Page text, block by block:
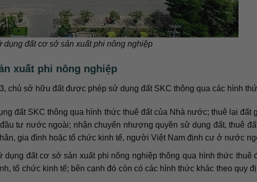
dụng đất cơ sở sản xuất phi nông nghiệp
xuất phi nông nghiệp
chủ sở hữu đất được phép sử dụng đất SKC thông qua các hình
đất SKC thông qua hình thức thuê đất của Nhà nước; thuê lại đất
tư nước ngoài; nhận chuyển nhượng quyền sử dụng đất, thuê
gia đình hoặc tổ chức kinh tế, người Việt Nam định cư ở nước
đất cơ sở sản xuất phi nông nghiệp thông qua hình thức thuê
tổ chức kinh tế; bên cạnh đó còn có các hình thức khác theo quy